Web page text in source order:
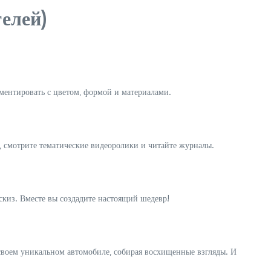
с цветом‚ формой и материалами.
тематические видеоролики и читайте журналы.
Вместе вы создадите настоящий шедевр!
уникальном автомобиле‚ собирая восхищенные взгляды. И